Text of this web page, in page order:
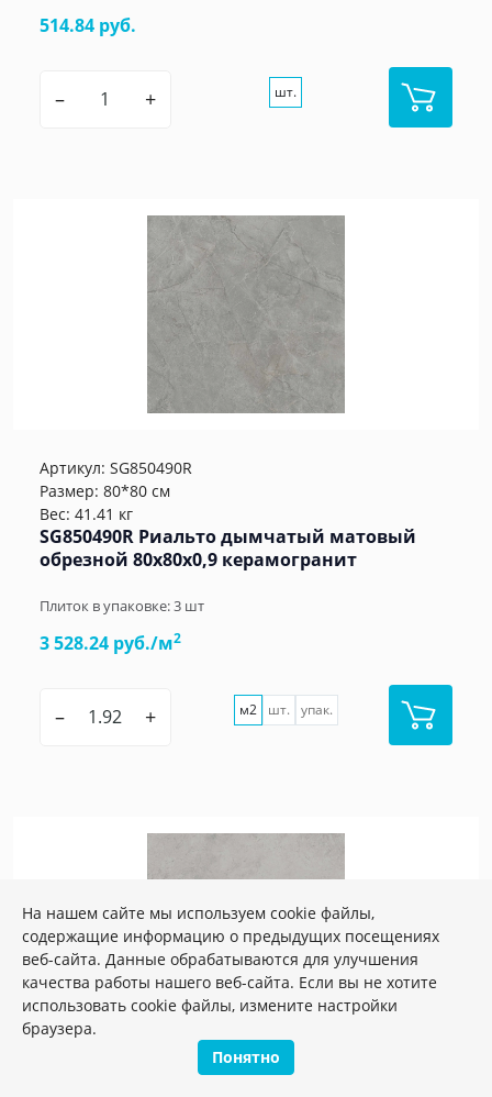
514.84 руб.
– + шт.
Артикул: SG850490R
Размер: 80*80 см
Вес: 41.41 кг
SG850490R Риальто дымчатый матовый
обрезной 80x80x0,9 керамогранит
Плиток в упаковке:3 шт
3 528.24 руб./м2
– + м2 шт. упак.
На нашем сайте мы используем cookie файлы,
содержащие информацию о предыдущих посещениях
веб-сайта. Данные обрабатываются для улучшения
качества работы нашего веб-сайта. Если вы не хотите
использовать cookie файлы, измените настройки
браузера.
Понятно